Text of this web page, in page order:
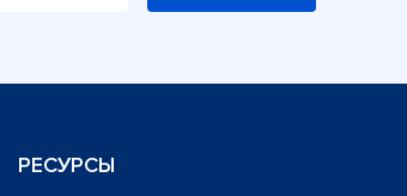
РЕСУРСЫ